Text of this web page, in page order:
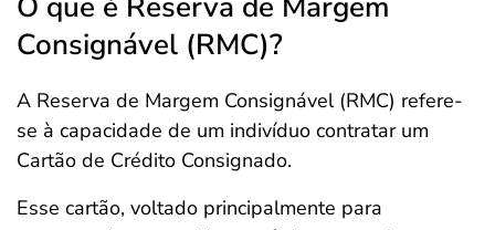
Consignável (RMC)?
A Reserva de Margem Consignável (RMC) refere-
se à capacidade de um indivíduo contratar um
Cartão de Crédito Consignado.
Esse cartão, voltado principalmente para